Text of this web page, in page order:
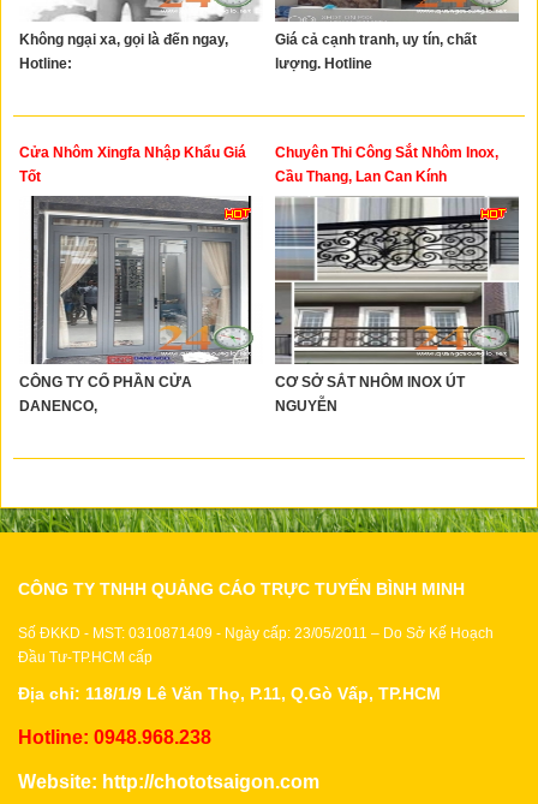
Không ngại xa, gọi là đến ngay,
Hotline:
Giá cả cạnh tranh, uy tín, chất
lượng. Hotline
Cửa Nhôm Xingfa Nhập Khẩu Giá
Tốt
CÔNG TY CỔ PHẦN CỬA
DANENCO,
Chuyên Thi Công Sắt Nhôm Inox,
Cầu Thang, Lan Can Kính
CƠ SỞ SẮT NHÔM INOX ÚT
NGUYỄN
CÔNG TY TNHH QUẢNG CÁO TRỰC TUYẾN BÌNH MINH
Số ĐKKD - MST: 0310871409 - Ngày cấp: 23/05/2011 – Do Sở Kế Hoạch
Đầu Tư-TP.HCM cấp
Địa chỉ: 118/1/9 Lê Văn Thọ, P.11, Q.Gò Vấp, TP.HCM
Hotline: 0948.968.238
Website: http://chototsaigon.com